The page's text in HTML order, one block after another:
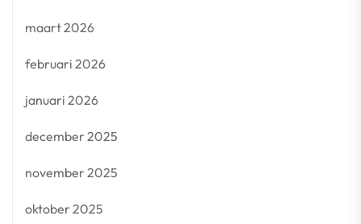
maart 2026
februari 2026
januari 2026
december 2025
november 2025
oktober 2025